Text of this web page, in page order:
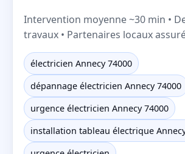
Intervention moyenne ~30 min •
travaux • Partenaires locaux
électricien Annecy 74000
dépannage électricien Annecy 74000
urgence électricien Annecy 74000
installation tableau électrique